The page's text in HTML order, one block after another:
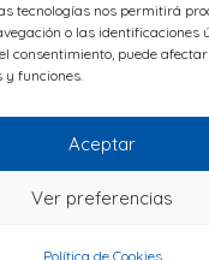
tecnologías nos permitirá
o las identificaciones
consentimiento, puede
funciones.
Aceptar
Ver preferencias
Política de Cookies
LOS DERECHOS
@Copyright 2020
Powered by: